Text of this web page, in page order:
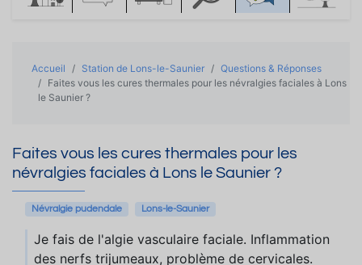
Accueil Station de Lons-le-Saunier
Questions & Réponses
Faites vous les cures thermales pour les névralgies faciales à Lons
le Saunier ?
Faites vous les cures thermales pour les
névralgies faciales à Lons le Saunier ?
Névralgie pudendale Lons-le-Saunier
Je fais de l'algie vasculaire faciale. Inflammation
des nerfs trijumeaux, problème de cervicales.